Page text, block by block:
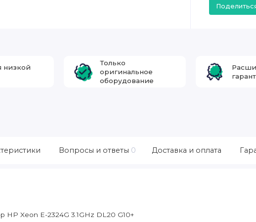
низкой
Только
оригинальное
оборудование
Вопросы и ответы 0 Доставка и оплата
HP Xeon E-2324G 3.1GHz DL20 G10+